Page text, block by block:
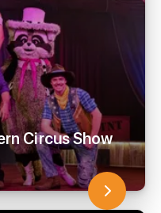
Circus Show